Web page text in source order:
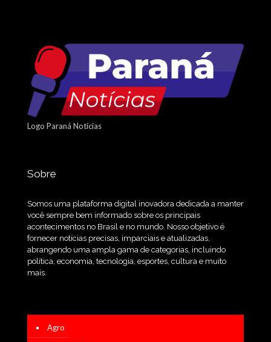
Logo Paraná Notícias
Sobre
Somos uma plataforma digital inovadora dedicada a manter
você sempre bem informado sobre os principais
acontecimentos no Brasil e no mundo. Nosso objetivo é
fornecer notícias precisas, imparciais e atualizadas,
abrangendo uma ampla gama de categorias, incluindo
política, economia, tecnologia, esportes, cultura e muito
mais.
Agro